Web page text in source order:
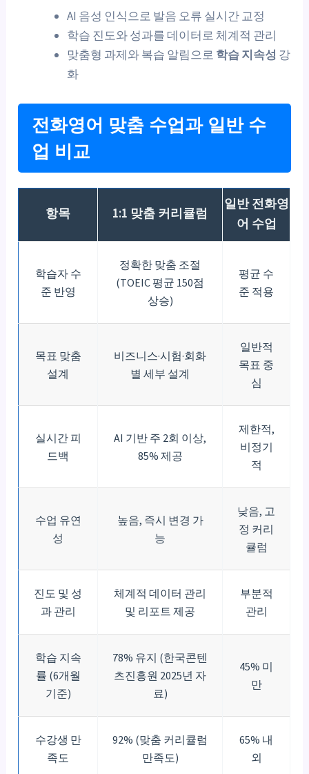
AI 음성 인식으로 발음 오류 실시간 교정
학습 진도와 성과를 데이터로 체계적 관리
맞춤형 과제와 복습 알림으로 학습 지속성 강
화
전화영어 맞춤 수업과 일반 수
업 비교
항목 1:1 맞춤 커리큘럼
일반 전화영
어 수업
학습자 수
준 반영
정확한 맞춤 조절
(TOEIC 평균 150점
상승)
평균 수
준 적용
목표 맞춤
설계
비즈니스·시험·회화
별 세부 설계
일반적
목표 중
심
실시간 피
드백
AI 기반 주 2회 이상,
85% 제공
제한적,
비정기
적
수업 유연
성
높음, 즉시 변경 가
능
낮음, 고
정 커리
큘럼
진도 및 성
과 관리
체계적 데이터 관리
및 리포트 제공
부분적
관리
학습 지속
률 (6개월
기준)
78% 유지 (한국콘텐
츠진흥원 2025년 자
료)
45% 미
만
수강생 만
족도
92% (맞춤 커리큘럼
만족도)
65% 내
외